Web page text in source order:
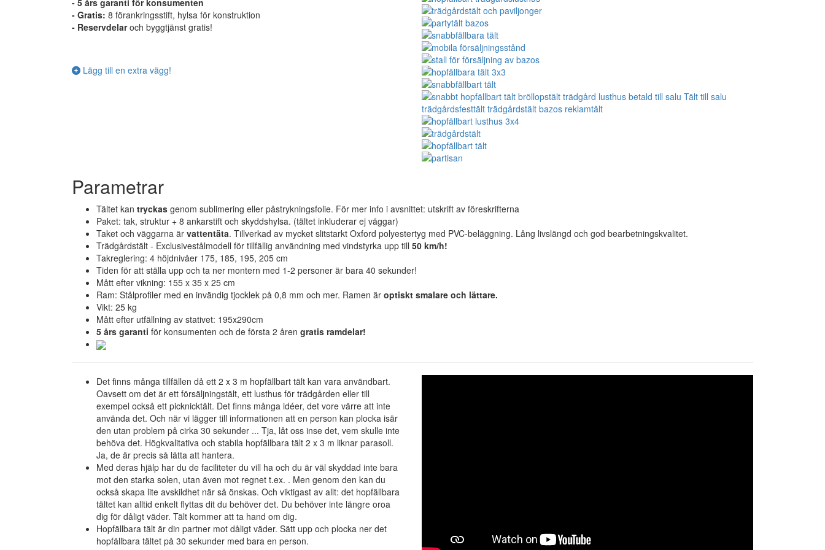
- 5 års garanti för konsumenten
- Gratis: 8 förankringsstift, hylsa för konstruktion
- Reservdelaroch byggtjänst gratis!
Lägg till en extra vägg!
Parametrar
Tältet kan tryckas genom sublimering eller påstrykningsfolie. För mer info i avsnittet: utskrift av föreskrifterna
Paket: tak, struktur + 8 ankarstift och skyddshylsa. (tältet inkluderar ej väggar)
Taket och väggarna är vattentäta. Tillverkad av mycket slitstarkt Oxford polyestertyg med PVC-beläggning. Lång livslängd och god bearbetningskvalitet.
Trädgårdstält - Exclusivestålmodell för tillfällig användning med vindstyrka upp till 50 km/h!
Takreglering: 4 höjdnivåer 175, 185, 195, 205 cm
Tiden för att ställa upp och ta ner montern med 1-2 personer är bara 40 sekunder!
Mått efter vikning: 155 x 35 x 25 cm
Ram: Stålprofiler med en invändig tjocklek på 0,8 mm och mer. Ramen är optiskt smalare och lättare.
Vikt: 25 kg
Mått efter utfällning av stativet: 195x290cm
5 års garanti för konsumenten och de första 2 åren gratis ramdelar!
Det finns många tillfällen då ett 2 x 3 m hopfällbart tält kan vara användbart.
Oavsett om det är ett försäljningstält, ett lusthus för trädgården eller till
exempel också ett picknicktält. Det finns många idéer, det vore värre att inte
använda det. Och när vi lägger till informationen att en person kan plocka isär
den utan problem på cirka 30 sekunder ... Tja, låt oss inse det, vem skulle inte
behöva det. Högkvalitativa och stabila hopfällbara tält 2 x 3 m liknar parasoll.
Ja, de är precis så lätta att hantera.
Med deras hjälp har du de faciliteter du vill ha och du är väl skyddad inte bara
mot den starka solen, utan även mot regnet t.ex. . Men genom den kan du
också skapa lite avskildhet när så önskas. Och viktigast av allt: det hopfällbara
tältet kan alltid enkelt flyttas dit du behöver det. Du behöver inte längre oroa
dig för dåligt väder. Tält kommer att ta hand om dig.
Hopfällbara tält är din partner mot dåligt väder. Sätt upp och plocka ner det
hopfällbara tältet på 30 sekunder med bara en person.